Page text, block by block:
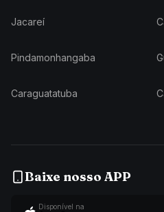
Jacareí
Pindamonhangaba
Caraguatatuba
Baixe nosso APP
Disponível na